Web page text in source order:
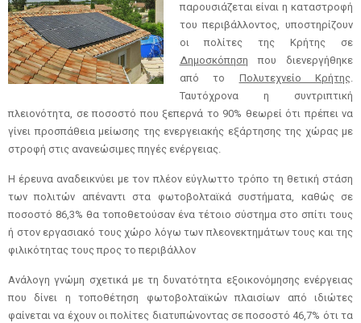
παρουσιάζεται είναι η καταστροφή
του περιβάλλοντος, υποστηρίζουν
οι πολίτες της Κρήτης σε
Δημοσκόπηση που διενεργήθηκε
από το Πολυτεχνείο Κρήτης.
Ταυτόχρονα η συντριπτική
πλειονότητα, σε ποσοστό που ξεπερνά το 90% θεωρεί ότι πρέπει να
γίνει προσπάθεια μείωσης της ενεργειακής εξάρτησης της χώρας με
στροφή στις ανανεώσιμες πηγές ενέργειας.
Η έρευνα αναδεικνύει με τον πλέον εύγλωττο τρόπο τη θετική στάση
των πολιτών απέναντι στα φωτοβολταϊκά συστήματα, καθώς σε
ποσοστό 86,3% θα τοποθετούσαν ένα τέτοιο σύστημα στο σπίτι τους
ή στον εργασιακό τους χώρο λόγω των πλεονεκτημάτων τους και της
φιλικότητας τους προς το περιβάλλον
Ανάλογη γνώμη σχετικά με τη δυνατότητα εξοικονόμησης ενέργειας
που δίνει η τοποθέτηση φωτοβολταϊκών πλαισίων από ιδιώτες
φαίνεται να έχουν οι πολίτες διατυπώνοντας σε ποσοστό 46,7% ότι τα